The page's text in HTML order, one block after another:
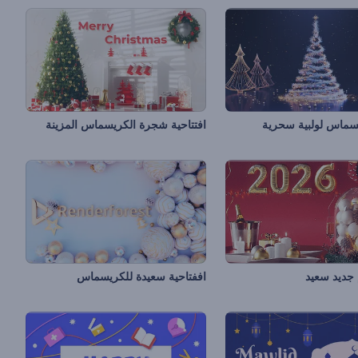
لولبية سحرية افتتاحية شجرة الكريسماس المزينة
جديد سعيد اففتاحية سعيدة للكريسماس